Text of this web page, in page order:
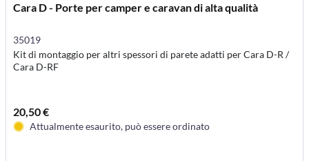
Cara D - Porte per camper e caravan di alta qualità
35019
Kit di montaggio per altri spessori di parete adatti per Cara D-R /
Cara D-RF
20,50 €
Attualmente esaurito, può essere ordinato